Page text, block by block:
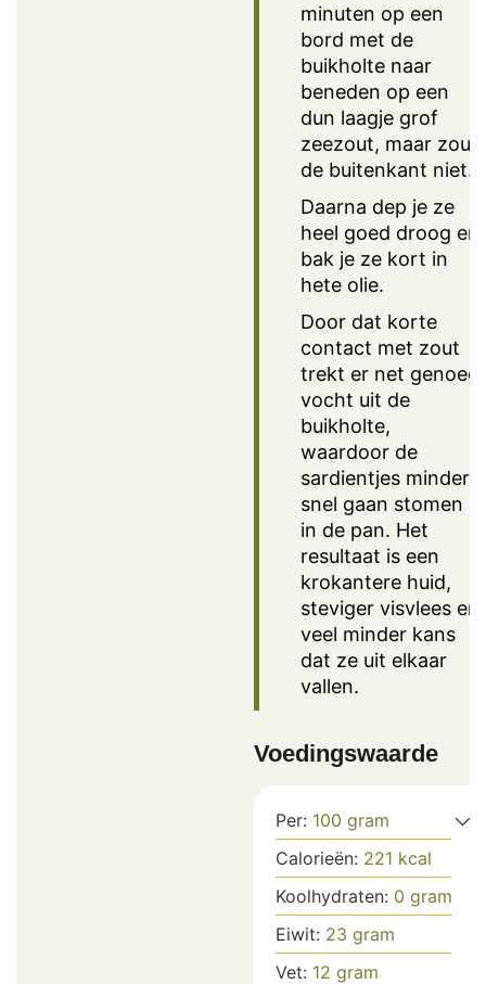
minuten op een
bord met de
buikholte naar
beneden op een
dun laagje grof
zeezout, maar zout
de buitenkant niet.
Daarna dep je ze
heel goed droog en
bak je ze kort in
hete olie.
Door dat korte
contact met zout
trekt er net genoeg
vocht uit de
buikholte,
waardoor de
sardientjes minder
snel gaan stomen
in de pan. Het
resultaat is een
krokantere huid,
steviger visvlees en
veel minder kans
dat ze uit elkaar
vallen.
Voedingswaarde
Per: 100 gram
Calorieën: 221 kcal
Koolhydraten: 0 gram
Eiwit: 23 gram
Vet: 12 gram